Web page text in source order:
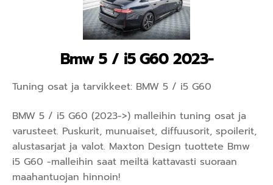
Bmw 5 / i5 G60 2023-
Tuning osat ja tarvikkeet: BMW 5 / i5 G60
BMW 5 / i5 G60 (2023->) malleihin tuning osat ja
varusteet. Puskurit, munuaiset, diffuusorit, spoilerit,
alustasarjat ja valot. Maxton Design tuottete Bmw
i5 G60 -malleihin saat meiltä kattavasti suoraan
maahantuojan hinnoin!